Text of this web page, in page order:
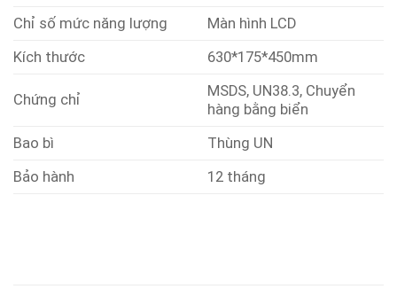
Chỉ số mức năng lượng
Màn hình LCD
Kích thước
630*175*450mm
Chứng chỉ
MSDS, UN38.3, Chuyển
hàng bằng biển
Bao bì
Thùng UN
Bảo hành
12 tháng